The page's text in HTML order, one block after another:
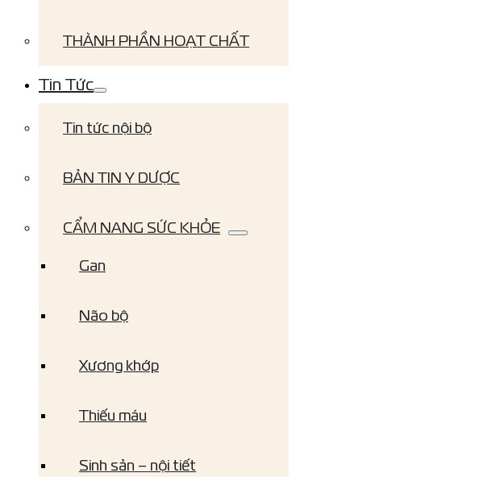
THÀNH PHẦN HOẠT CHẤT
Tin Tức
Tin tức nội bộ
BẢN TIN Y DƯỢC
CẨM NANG SỨC KHỎE
Gan
Não bộ
Xương khớp
Thiếu máu
Sinh sản – nội tiết